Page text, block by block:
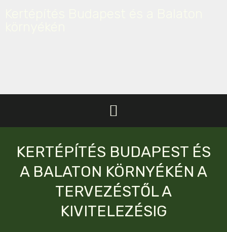
KERTÉPÍTÉS BUDAPEST ÉS
A BALATON KÖRNYÉKÉN A
TERVEZÉSTŐL A
KIVITELEZÉSIG